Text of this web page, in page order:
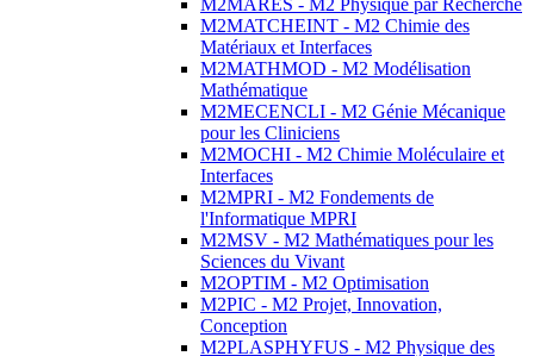
M2MARES - M2 Physique par Recherche
M2MATCHEINT - M2 Chimie des
Matériaux et Interfaces
M2MATHMOD - M2 Modélisation
Mathématique
M2MECENCLI - M2 Génie Mécanique
pour les Cliniciens
M2MOCHI - M2 Chimie Moléculaire et
Interfaces
M2MPRI - M2 Fondements de
l'Informatique MPRI
M2MSV - M2 Mathématiques pour les
Sciences du Vivant
M2OPTIM - M2 Optimisation
M2PIC - M2 Projet, Innovation,
Conception
M2PLASPHYFUS - M2 Physique des